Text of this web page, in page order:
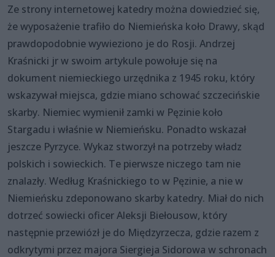
Ze strony internetowej katedry można dowiedzieć się,
że wyposażenie trafiło do Niemieńska koło Drawy, skąd
prawdopodobnie wywieziono je do Rosji. Andrzej
Kraśnicki jr w swoim artykule powołuje się na
dokument niemieckiego urzędnika z 1945 roku, który
wskazywał miejsca, gdzie miano schować szczecińskie
skarby. Niemiec wymienił zamki w Pęzinie koło
Stargadu i właśnie w Niemieńsku. Ponadto wskazał
jeszcze Pyrzyce. Wykaz stworzył na potrzeby władz
polskich i sowieckich. Te pierwsze niczego tam nie
znalazły. Według Kraśnickiego to w Pęzinie, a nie w
Niemieńsku zdeponowano skarby katedry. Miał do nich
dotrzeć sowiecki oficer Aleksji Biełousow, który
następnie przewiózł je do Międzyrzecza, gdzie razem z
odkrytymi przez majora Siergieja Sidorowa w schronach